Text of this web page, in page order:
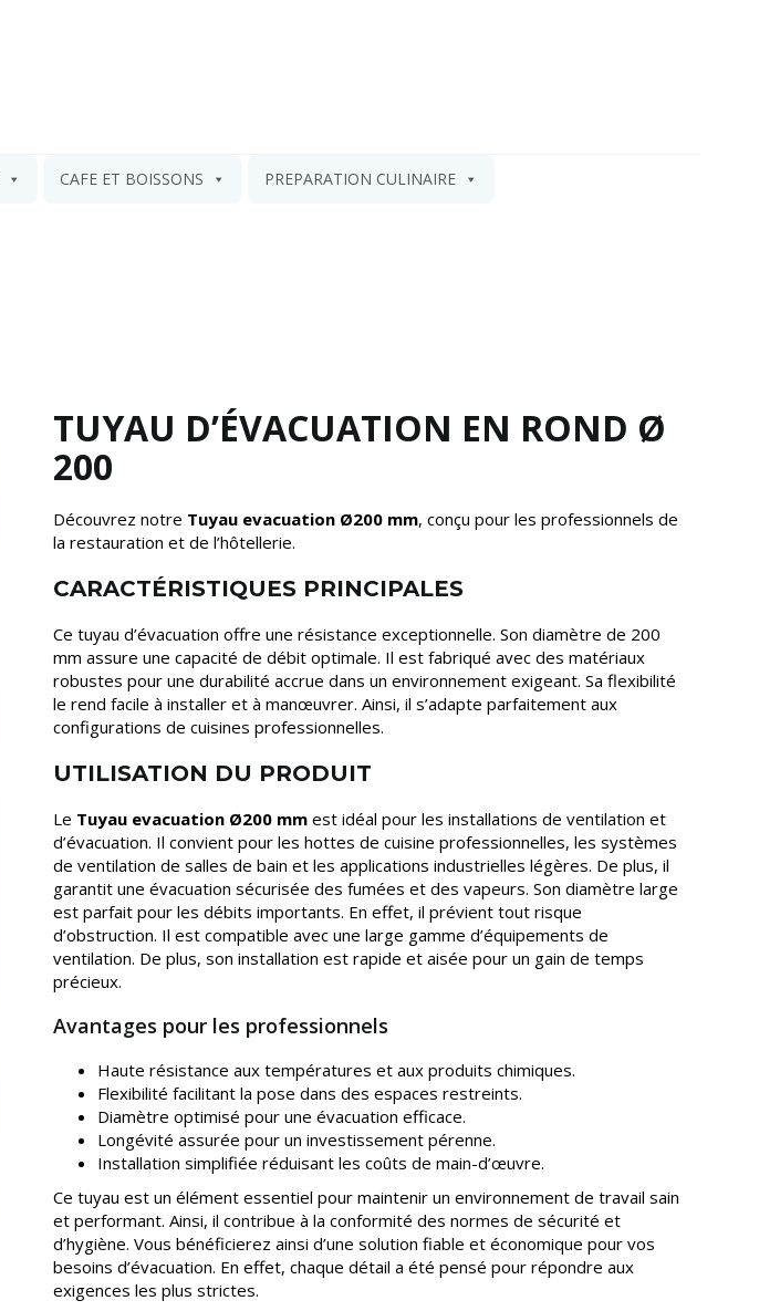
CAFE ET BOISSONS PREPARATION CULINAIRE
TUYAU D’ÉVACUATION EN ROND Ø
200
Découvrez notre Tuyau evacuation Ø200 mm, conçu pour les professionnels de
la restauration et de l’hôtellerie.
CARACTÉRISTIQUES PRINCIPALES
Ce tuyau d’évacuation offre une résistance exceptionnelle. Son diamètre de 200
mm assure une capacité de débit optimale. Il est fabriqué avec des matériaux
robustes pour une durabilité accrue dans un environnement exigeant. Sa flexibilité
le rend facile à installer et à manœuvrer. Ainsi, il s’adapte parfaitement aux
configurations de cuisines professionnelles.
UTILISATION DU PRODUIT
Le Tuyau evacuation Ø200 mm est idéal pour les installations de ventilation et
d’évacuation. Il convient pour les hottes de cuisine professionnelles, les systèmes
de ventilation de salles de bain et les applications industrielles légères. De plus, il
garantit une évacuation sécurisée des fumées et des vapeurs. Son diamètre large
est parfait pour les débits importants. En effet, il prévient tout risque
d’obstruction. Il est compatible avec une large gamme d’équipements de
ventilation. De plus, son installation est rapide et aisée pour un gain de temps
précieux.
Avantages pour les professionnels
Haute résistance aux températures et aux produits chimiques.
Flexibilité facilitant la pose dans des espaces restreints.
Diamètre optimisé pour une évacuation efficace.
Longévité assurée pour un investissement pérenne.
Installation simplifiée réduisant les coûts de main-d’œuvre.
Ce tuyau est un élément essentiel pour maintenir un environnement de travail sain
et performant. Ainsi, il contribue à la conformité des normes de sécurité et
d’hygiène. Vous bénéficierez ainsi d’une solution fiable et économique pour vos
besoins d’évacuation. En effet, chaque détail a été pensé pour répondre aux
exigences les plus strictes.